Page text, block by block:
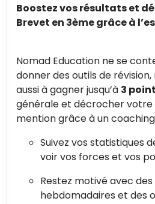
Boostez vos résultats et
Brevet en 3ème grâce à
Nomad Education ne se
donner des outils de révision,
aussi à gagner jusqu’à 3
générale et décrocher votre
mention grâce à un
Suivez vos statistiques
voir vos forces et vos
Restez motivé avec
hebdomadaires et des